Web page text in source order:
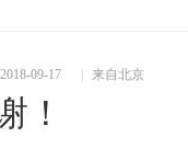
09-17 来自北京
！